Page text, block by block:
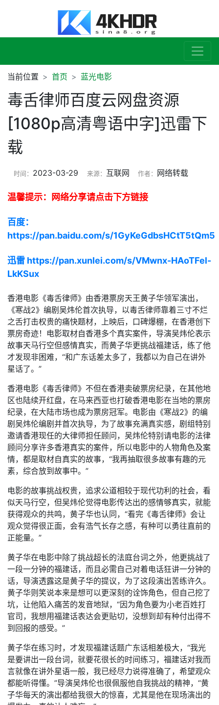
当前位置 首页 蓝光电影
毒舌律师百度云网盘资源
[1080p高清粤语中字]迅雷下
载
时间： 2023-03-29 来源： 互联网 作者： 网络转载
温馨提示：网络分享请点击下方链接
百度：
https://pan.baidu.com/s/1GyKeGdbsHCtT5tQm5
迅雷 https://pan.xunlei.com/s/VMwnx-HAoTFel-
LkKSux
香港电影《毒舌律师》由香港票房天王黄子华领军演出，
《寒战2》编剧吴炜伦首次执导，以毒舌律师靠着三寸不烂
之舌打击权贵的痛快题材，上映后，口碑爆棚，在香港创下
票房奇迹！电影取材自香港多个真实案件，导演吴炜伦表示
故事天马行空但感情真实，而黄子华更挑战福建话，练了他
才发现非困难，“和广东话差太多了，我都以为自己在讲外
星话了。”
香港电影《毒舌律师》不但在香港卖破票房纪录，在其他地
区也陆续开红盘，在马来西亚也打破香港电影在当地的票房
纪录，在大陆市场也成为票房冠军。电影由《寒战2》的编
剧吴炜伦编剧并首次执导，为了故事充满真实感，剧组特别
邀请香港现任的大律师担任顾问，吴炜伦特别请电影的法律
顾问分享许多香港真实的案件，所以电影中的人物角色及案
情，都是取材自真实的故事，“我再抽取很多故事有趣的元
素，综合放到故事中。”
电影的故事挑战权贵，追求公道相较于现代功利的社会，看
似天马行空，但吴炜伦觉得电影传达出的感情够真实，就能
获得观众的共鸣，黄子华也认同，“看完《毒舌律师》会让
观众觉得很正面，会有浩气长存之感，有种可以勇往直前的
正能量。”
黄子华在电影中除了挑战超长的法庭台词之外，他更挑战了
一段一分钟的福建话，而且必需自己对着电话狂讲一分钟的
话，导演透露这是黄子华的提议，为了这段演出苦练许久。
黄子华则笑说本来是想可以更深刻的诠饰角色，但自己挖了
坑，让他陷入痛苦的发音地狱，“因为角色要为小老百姓打
官司，我想用福建话表达会更贴切，没想到却有种付出得不
到回报的感受。”
黄子华在练习时，才发现福建话题广东话相差极大，“我光
是要讲出一段台词，就要花很长的时间练习，福建话对我而
言就像在讲外星语一般，我已经尽力说得准确了，希望观众
都能听得懂。”导演吴炜伦也很佩服他自我挑战的精神，“黄
子华每天的演出都给我很大的惊喜，尤其是他在现场演出的